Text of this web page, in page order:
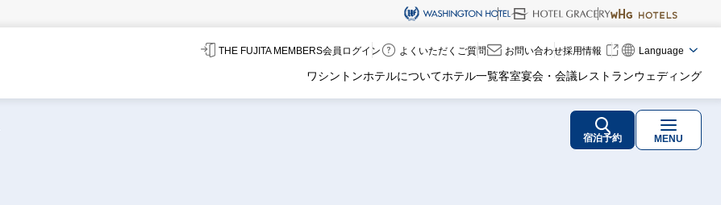
THE FUJITA MEMBERS会員ログイン よくいただくご質問 お問い合わせ採用情報 Language
ワシントンホテルについてホテル一覧客室宴会・会議レストランウェディング
宿泊予約 MENU